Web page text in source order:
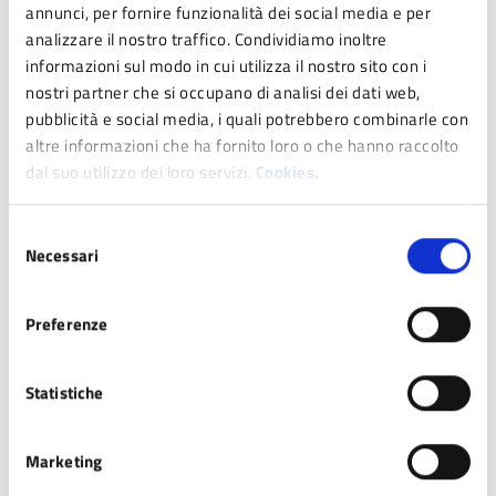
annunci, per fornire funzionalità dei social media e per
analizzare il nostro traffico. Condividiamo inoltre
informazioni sul modo in cui utilizza il nostro sito con i
nostri partner che si occupano di analisi dei dati web,
pubblicità e social media, i quali potrebbero combinarle con
altre informazioni che ha fornito loro o che hanno raccolto
dal suo utilizzo dei loro servizi. Cookies.
delNecessari
Preferenze
Statistiche
Marketing
ATTO NORMATIVO,REGOLAMENTO
Regolamento per il trattamento dei dati
sensibili e giudiziari
ATTO NORMATIVO
Regolamento per il funzionamento della